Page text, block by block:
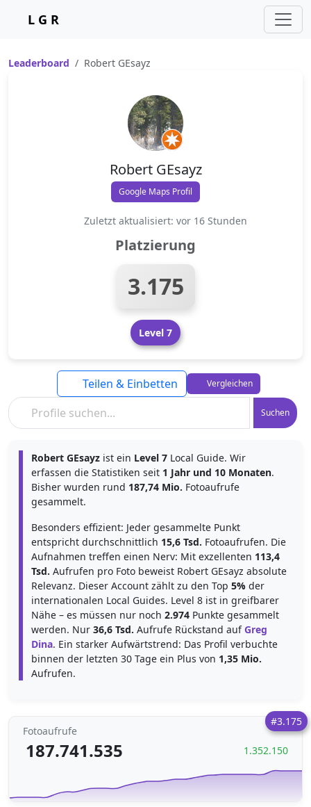
L G R
Leaderboard Robert GEsayz
Robert GEsayz
Google Maps Profil
Zuletzt aktualisiert: vor 16 Stunden
Platzierung
3.175
Level 7
Suchen
Teilen & Einbetten Vergleichen
Robert GEsayz ist ein Level 7 Local Guide. Wir
erfassen die Statistiken seit 1 Jahr und 10 Monaten.
Bisher wurden rund 187,74 Mio. Fotoaufrufe
gesammelt.
Besonders effizient: Jeder gesammelte Punkt
entspricht durchschnittlich 15,6 Tsd. Fotoaufrufen. Die
Aufnahmen treffen einen Nerv: Mit exzellenten 113,4
Tsd. Aufrufen pro Foto beweist Robert GEsayz absolute
Relevanz. Dieser Account zählt zu den Top 5% der
internationalen Local Guides. Level 8 ist in greifbarer
Nähe – es müssen nur noch 2.974 Punkte gesammelt
werden. Nur 36,6 Tsd. Aufrufe Rückstand aufGreg
Dina. Ein starker Aufwärtstrend: Das Profil verbuchte
binnen der letzten 30 Tage ein Plus von 1,35 Mio.
Aufrufen.
#3.175
Fotoaufrufe
187.741.535 1.352.150